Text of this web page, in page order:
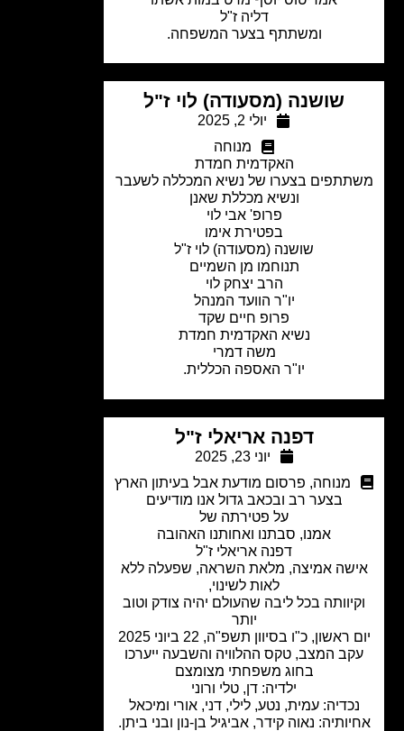
דליה ז"ל
ומשתתף בצער המשפחה.
שושנה (מסעודה) לוי ז"ל
מנוחה
האקדמית חמדת
בצערו של נשיא המכללה לשעבר
ונשיא מכללת שאנן
פרופ' אבי לוי
בפטירת אימו
שושנה (מסעודה) לוי ז"ל
תנוחמו מן השמיים
הרב יצחק לוי
יו"ר הוועד המנהל
פרופ חיים שקד
נשיא האקדמית חמדת
משה דמרי
יו"ר האספה הכללית.
דפנה אריאלי ז"ל
מנוחה
פרסום מודעת אבל בעיתון הארץ
בצער רב ובכאב גדול אנו מודיעים
על פטירתה של
אמנו, סבתנו ואחותנו האהובה
דפנה אריאלי ז"ל
אמיצה, מלאת השראה, שפעלה ללא
לאות לשינוי,
בכל ליבה שהעולם יהיה צודק וטוב
ראשון, כ"ו בסיוון תשפ"ה, 22 ביוני 2025
המצב, טקס ההלוויה והשבעה ייערכו
בחוג משפחתי מצומצם
ילדיה: דן, טלי ורוני
עמית, נטע, לילי, דני, אורי ומיכאל
נאוה קידר, אביגיל בן-נון ובני ביתן.